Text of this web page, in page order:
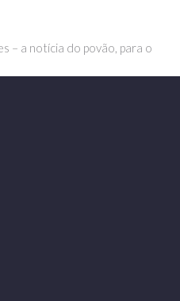
– a notícia do povão, para o